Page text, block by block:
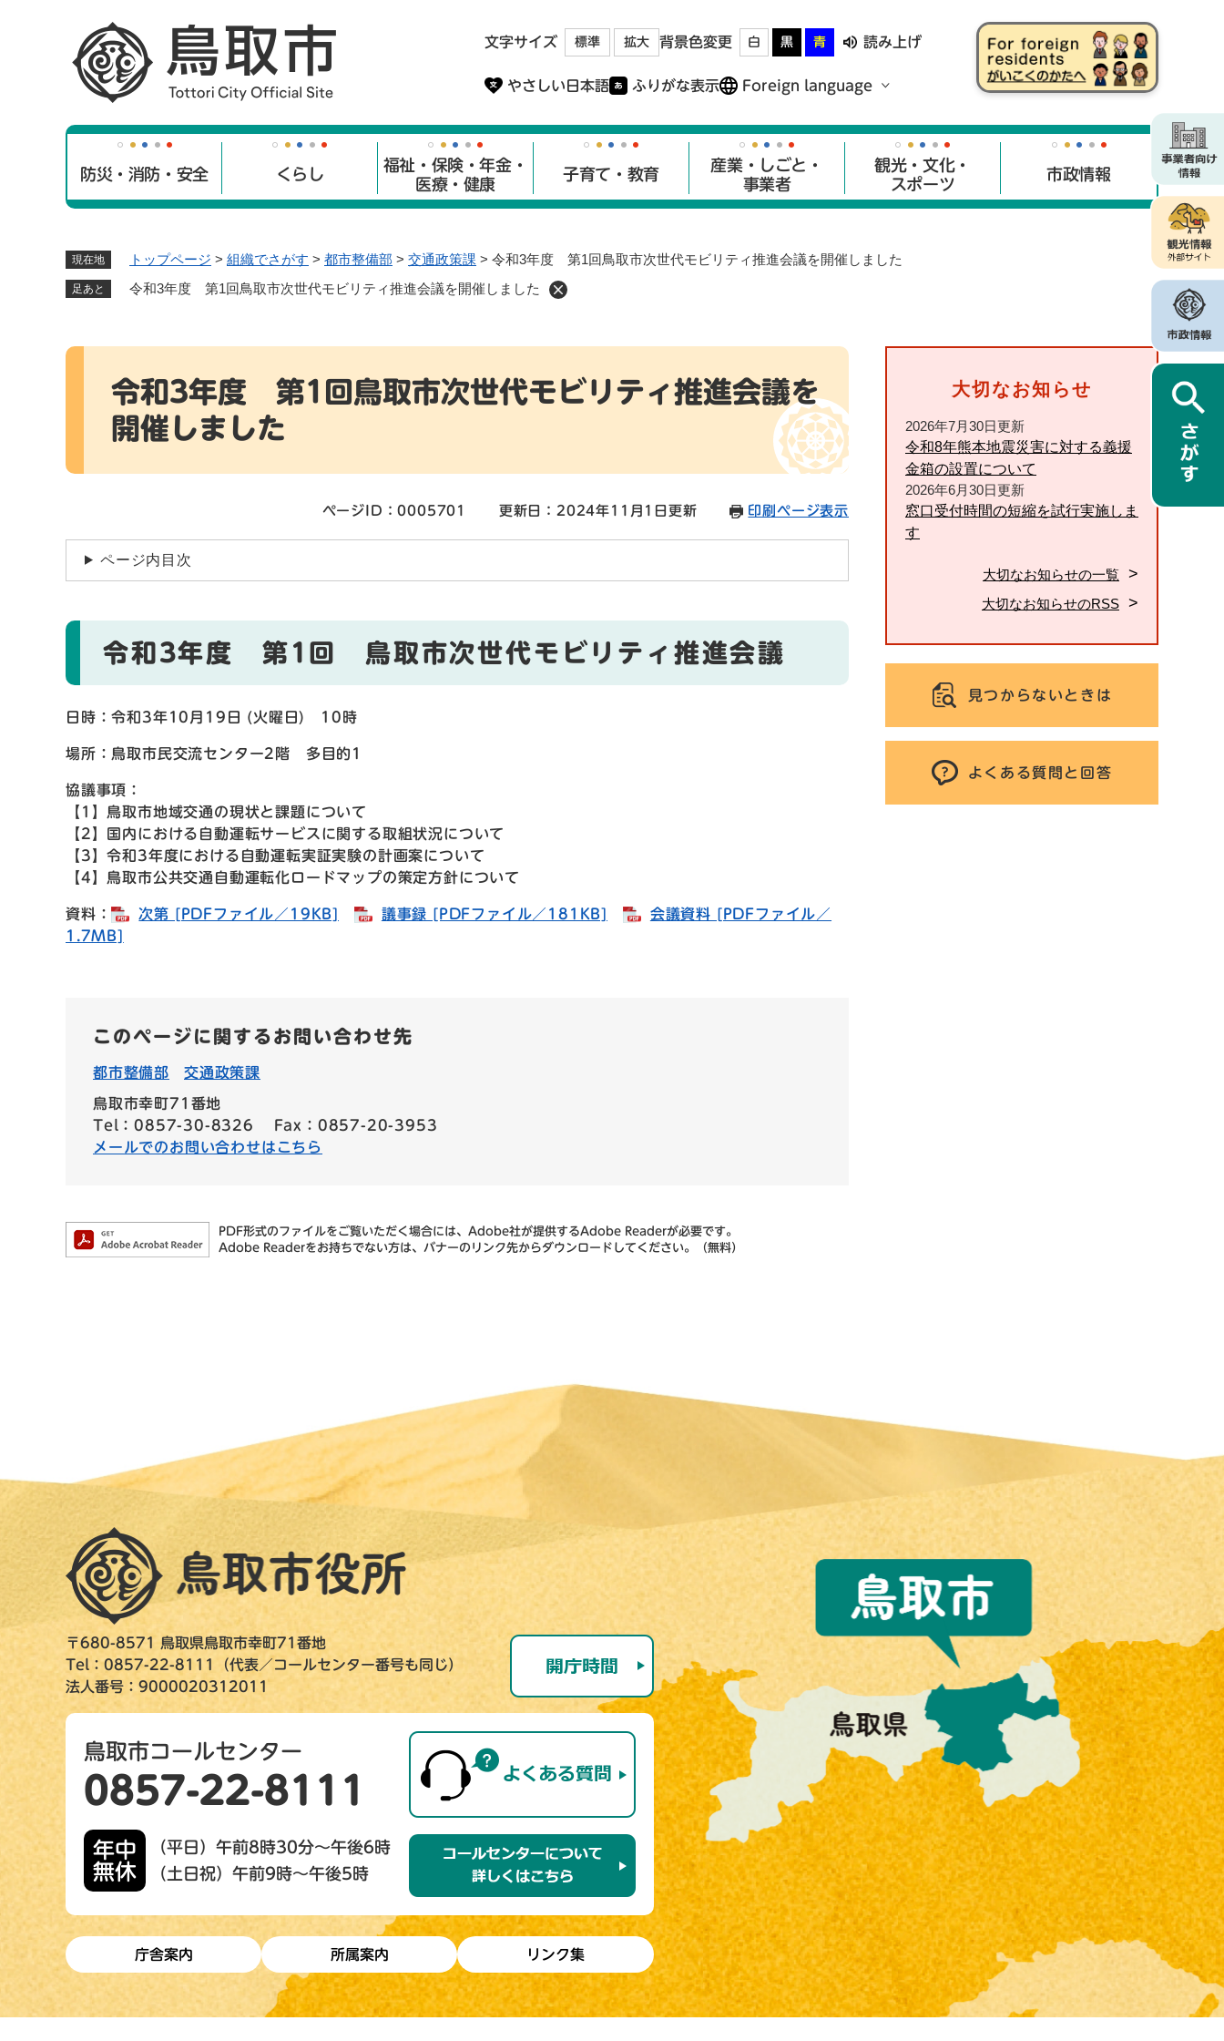
文字サイズ 標準 拡大 背景色変更 白 黒 青 読み上げ
やさしい日本語 ふりがな表示 Foreign language
防災・消防・安全 くらし
福祉・保険・年金・
医療・健康
子育て・教育
産業・しごと・
事業者
観光・文化・
スポーツ
市政情報
現在地 トップページ > 組織でさがす > 都市整備部 > 交通政策課 > 令和3年度 第1回鳥取市次世代モビリティ推進会議を開催しました
足あと 令和3年度 第1回鳥取市次世代モビリティ推進会議を開催しました
本
令和3年度 第1回鳥取市次世代モビリティ推進会議を
開催しました
ページID：0005701 更新日：2024年11月1日更新 印刷ページ表示
ページ内目次
令和3年度 第1回 鳥取市次世代モビリティ推進会議
日時：令和3年10月19日 (火曜日) 10時
場所：鳥取市民交流センター2階 多目的1
協議事項：
【1】鳥取市地域交通の現状と課題について
【2】国内における自動運転サービスに関する取組状況について
【3】令和3年度における自動運転実証実験の計画案について
【4】鳥取市公共交通自動運転化ロードマップの策定方針について
資料： 次第 [PDFファイル／19KB] 議事録 [PDFファイル／181KB]
会議資料 [PDFファイル／
1.7MB]
このページに関するお問い合わせ先
都市整備部 交通政策課
鳥取市幸町71番地
Tel：0857-30-8326
Fax：0857-20-3953
メールでのお問い合わせはこちら
PDF形式のファイルをご覧いただく場合には、Adobe社が提供するAdobe Readerが必要です。
Adobe Readerをお持ちでない方は、バナーのリンク先からダウンロードしてください。（無料）
大切なお知らせ
2026年7月30日更新
令和8年熊本地震災害に対する義援
金箱の設置について
2026年6月30日更新
窓口受付時間の短縮を試行実施しま
す
大切なお知らせの一覧
大切なお知らせのRSS
見つからないときは
よくある質問と回答
〒680-8571 鳥取県鳥取市幸町71番地
Tel：0857-22-8111（代表／コールセンター番号も同じ）
法人番号：9000020312011
鳥取市コールセンター
0857-22-8111
年中
無休
（平日）午前8時30分～午後6時
（土日祝）午前9時～午後5時
庁舎案内 所属案内 リンク集